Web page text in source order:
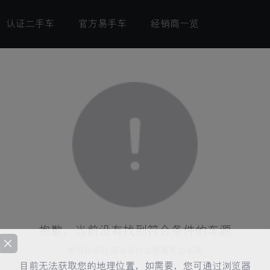
认证二手车 官方易手车 经销商一览
目前无法获取您的地理位置，如需要，您可通过浏览器
抱歉，当前没有找到符合条件的车源